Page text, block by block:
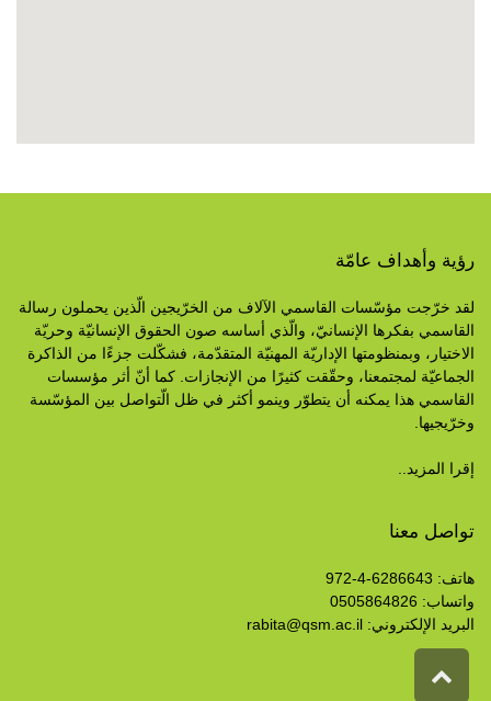
رؤية وأهداف عامّة
لقد خرّجت مؤسّسات القاسمي الآلاف من الخرّيجين الّذين يحملون رسالة
القاسمي بفكرها الإنسانيّ، والّذي أساسه صون الحقوق الإنسانيّة وحريّة
الاختيار، وبمنظومتها الإداريّة المهنيّة المتقدّمة، فشكّلت جزءًا من الذاكرة
الجماعيّة لمجتمعنا، وحقّقت كثيرًا من الإنجازات. كما أنّ أثر مؤسسات
القاسمي هذا يمكنه أن يتطوّر وينمو أكثر في ظل الّتواصل بين المؤسّسة
وخرّيجيها.
إقرا المزيد..
تواصل معنا
هاتف: 6286643-4-972
واتساب: 0505864826
البريد الإلكتروني: rabita@qsm.ac.il